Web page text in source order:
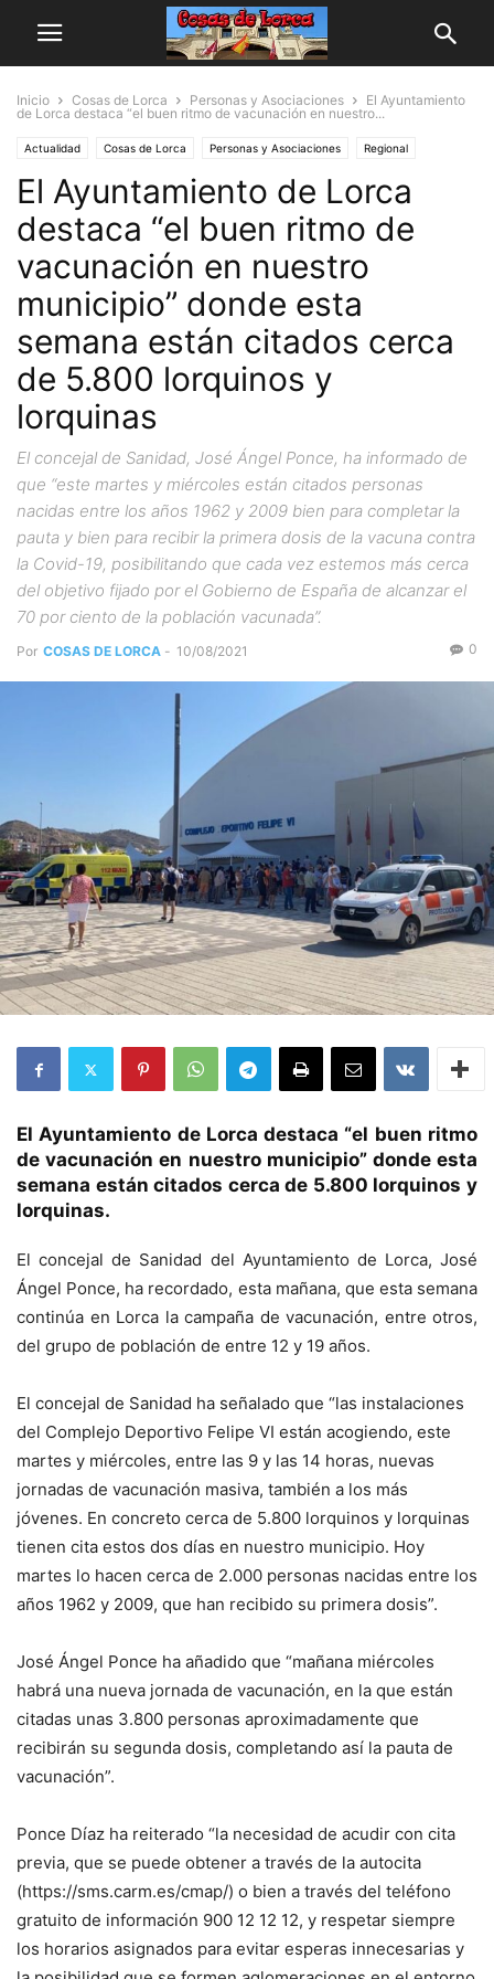
Inicio Cosas de Lorca Personas y Asociaciones
El Ayuntamiento
de Lorca destaca “el buen ritmo de vacunación en nuestro...
Actualidad Cosas de Lorca Personas y Asociaciones Regional
El Ayuntamiento de Lorca
destaca “el buen ritmo de
vacunación en nuestro
municipio” donde esta
semana están citados cerca
de 5.800 lorquinos y
lorquinas
El concejal de Sanidad, José Ángel Ponce, ha informado de
que “este martes y miércoles están citados personas
nacidas entre los años 1962 y 2009 bien para completar la
pauta y bien para recibir la primera dosis de la vacuna contra
la Covid-19, posibilitando que cada vez estemos más cerca
del objetivo fijado por el Gobierno de España de alcanzar el
70 por ciento de la población vacunada”.
Por COSAS DE LORCA - 10/08/2021 0
El Ayuntamiento de Lorca destaca “el buen ritmo
de vacunación en nuestro municipio” donde esta
semana están citados cerca de 5.800 lorquinos y
lorquinas.
El concejal de Sanidad del Ayuntamiento de Lorca, José
Ángel Ponce, ha recordado, esta mañana, que esta semana
continúa en Lorca la campaña de vacunación, entre otros,
del grupo de población de entre 12 y 19 años.
El concejal de Sanidad ha señalado que “las instalaciones
del Complejo Deportivo Felipe VI están acogiendo, este
martes y miércoles, entre las 9 y las 14 horas, nuevas
jornadas de vacunación masiva, también a los más
jóvenes. En concreto cerca de 5.800 lorquinos y lorquinas
tienen cita estos dos días en nuestro municipio. Hoy
martes lo hacen cerca de 2.000 personas nacidas entre los
años 1962 y 2009, que han recibido su primera dosis”.
José Ángel Ponce ha añadido que “mañana miércoles
habrá una nueva jornada de vacunación, en la que están
citadas unas 3.800 personas aproximadamente que
recibirán su segunda dosis, completando así la pauta de
vacunación”.
Ponce Díaz ha reiterado “la necesidad de acudir con cita
previa, que se puede obtener a través de la autocita
(https://sms.carm.es/cmap/) o bien a través del teléfono
gratuito de información 900 12 12 12, y respetar siempre
los horarios asignados para evitar esperas innecesarias y